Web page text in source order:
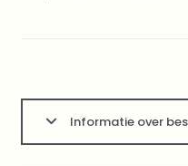
Informatie over